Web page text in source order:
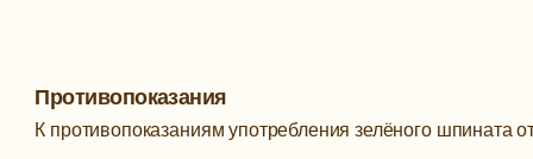
Противопоказания
К противопоказаниям употребления зелёного шпината